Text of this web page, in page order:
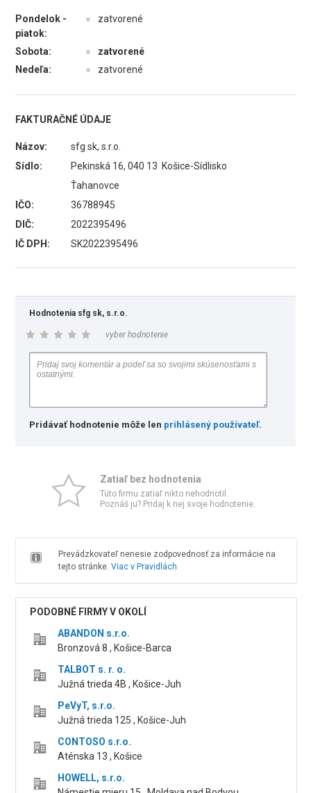
Pondelok -
piatok:
● zatvorené
Sobota: ●
zatvorené
Nedeľa:
● zatvorené
FAKTURAČNÉ ÚDAJE
Názov:
sfg sk, s.r.o.
Sídlo:
Pekinská 16, 040 13 Košice-Sídlisko
Ťahanovce
IČO:
36788945
DIČ:
2022395496
IČ DPH:
SK2022395496
Hodnotenia sfg sk, s.r.o.
vyber hodnotenie
Pridávať hodnotenie môže len prihlásený používateľ.
Zatiaľ bez hodnotenia
Túto firmu zatiaľ nikto nehodnotil.
Poznáš ju? Pridaj k nej svoje hodnotenie.
Prevádzkovateľ nenesie zodpovednosť za informácie na
tejto stránke. Viac v Pravidlách
PODOBNÉ FIRMY V OKOLÍ
ABANDON s.r.o.
Bronzová 8 , Košice-Barca
TALBOT s. r. o.
Južná trieda 4B , Košice-Juh
PeVyT, s.r.o.
Južná trieda 125 , Košice-Juh
CONTOSO s.r.o.
Aténska 13 , Košice
HOWELL, s.r.o.